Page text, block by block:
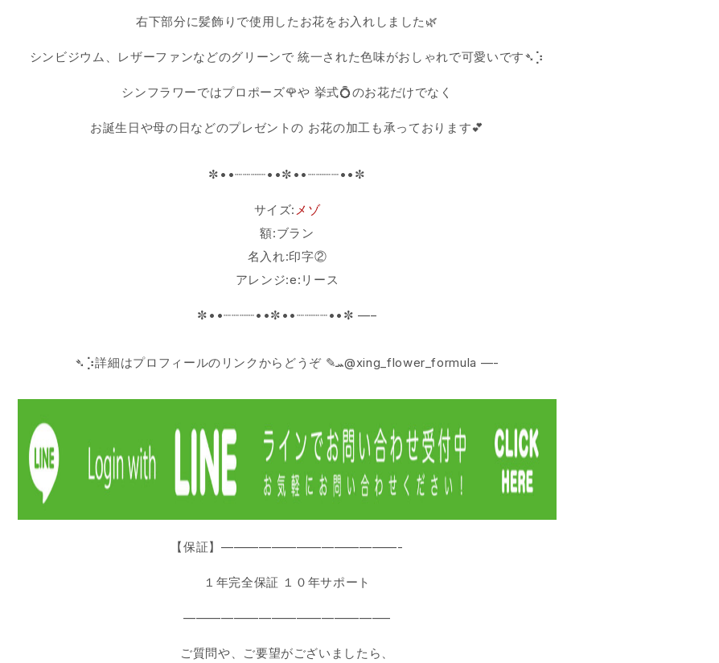
右下部分に髪飾りで使用したお花をお入れしました🌿
シンビジウム、レザーファンなどのグリーンで 統一された色味がおしゃれで可愛いです➴⡱
シンフラワーではプロポーズ🌹や 挙式💍のお花だけでなく
お誕生日や母の日などのプレゼントの お花の加工も承っております💕
✼••┈┈┈┈••✼••┈┈┈┈••✼
サイズ: メゾ
額:ブラン
名入れ:印字②
アレンジ:e:リース
✼••┈┈┈┈••✼••┈┈┈┈••✼ —–
➴⡱詳細はプロフィールのリンクからどうぞ ‎✎ܚ@xing_flower_formula —-
【保証】——————————————-
１年完全保証 １０年サポート
————————————————–
ご質問や、ご要望がございましたら、